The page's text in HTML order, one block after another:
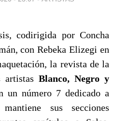
codirigida por Concha
con Rebeka Elizegi en
la revista de la
artistas Blanco, Negro y
un número 7 dedicado a
sus secciones